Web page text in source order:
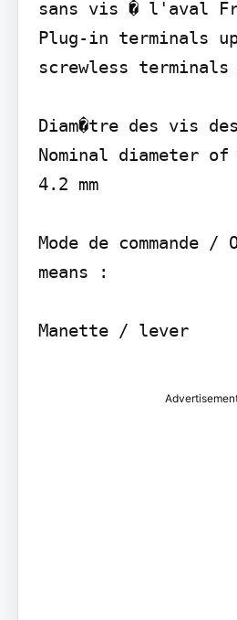
sans vis � l'aval
Plug-in terminals
screwless terminals
Diam�tre des vis
Nominal diameter
4.2 mm
Mode de commande /
means :
Manette / lever